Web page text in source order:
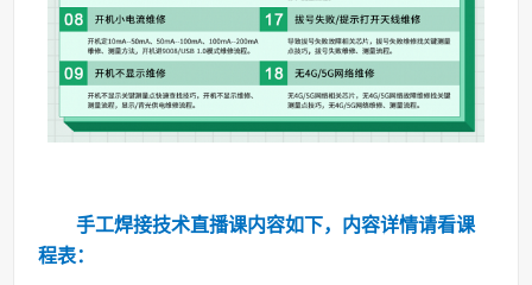
手工焊接技术直播课内容如下，内容详情请看课
程表：